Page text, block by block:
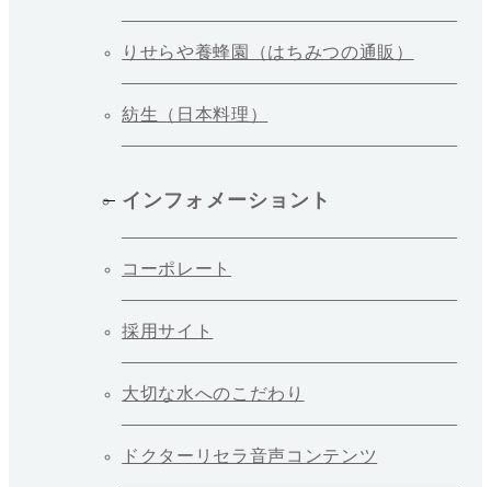
りせらや養蜂園（はちみつの通販）
紡生（日本料理）
インフォメーショント
コーポレート
採用サイト
大切な水へのこだわり
ドクターリセラ音声コンテンツ